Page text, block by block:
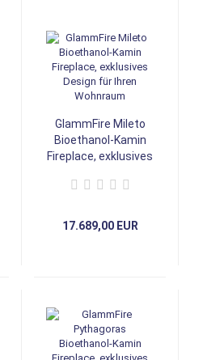
GlammFire Mileto
Bioethanol-Kamin
Fireplace, exklusives
Wohnraum
17.689,00 EUR